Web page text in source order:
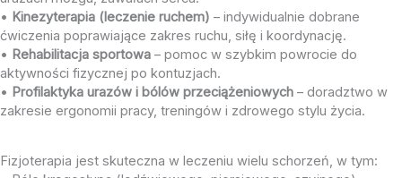
• Kinezyterapia (leczenie ruchem) – indywidualnie dobrane
ćwiczenia poprawiające zakres ruchu, siłę i koordynację.
• Rehabilitacja sportowa – pomoc w szybkim powrocie do
aktywności fizycznej po kontuzjach.
• Profilaktyka urazów i bólów przeciążeniowych – doradztwo w
zakresie ergonomii pracy, treningów i zdrowego stylu życia.
Fizjoterapia jest skuteczna w leczeniu wielu schorzeń, w tym: